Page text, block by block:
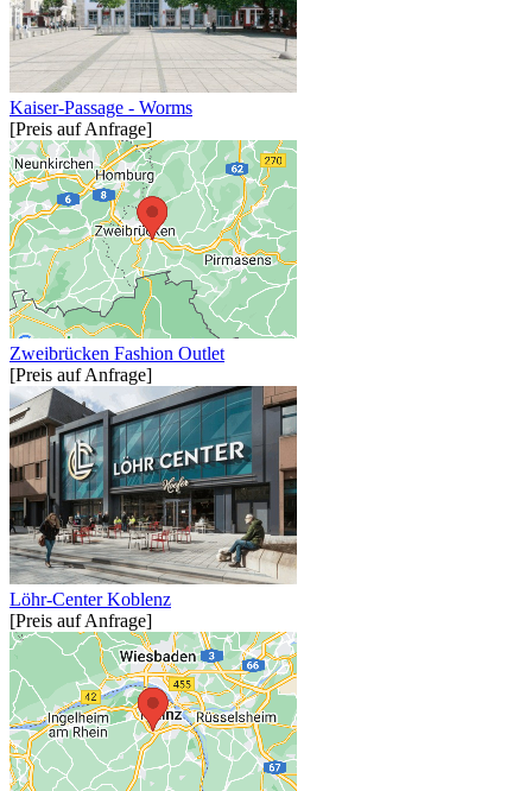
Kaiser-Passage - Worms
[Preis auf Anfrage]
Zweibrücken Fashion Outlet
[Preis auf Anfrage]
Löhr-Center Koblenz
[Preis auf Anfrage]